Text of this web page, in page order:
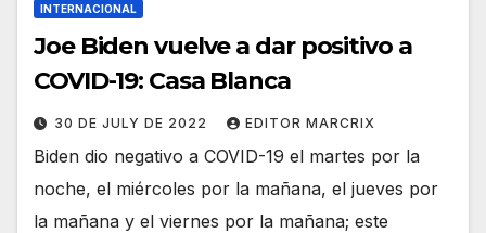
INTERNACIONAL
Joe Biden vuelve a dar positivo a
COVID-19: Casa Blanca
30 DE JULY DE 2022 EDITOR MARCRIX
Biden dio negativo a COVID-19 el martes por la
noche, el miércoles por la mañana, el jueves por
la mañana y el viernes por la mañana; este